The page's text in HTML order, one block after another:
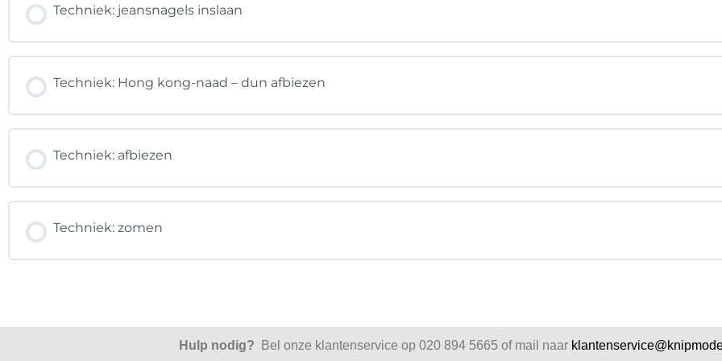
Techniek: jeansnagels inslaan
Techniek: Hong kong-naad – dun afbiezen
Techniek: afbiezen
Techniek: zomen
Hulp nodig? Bel onze klantenservice op 020 894 5665 of mail naar